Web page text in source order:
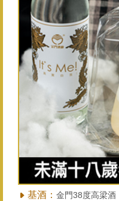
基酒： 金門38度高梁酒